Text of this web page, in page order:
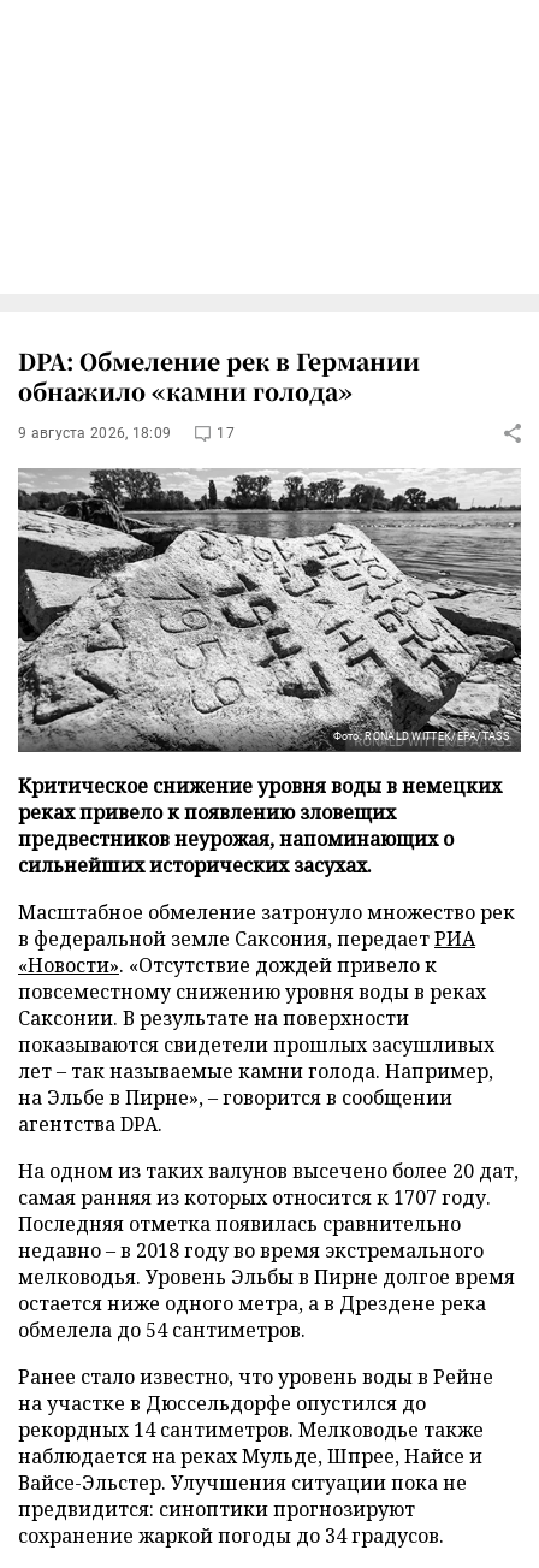
DPA: Обмеление рек в Германии
обнажило «камни голода»
9 августа 2026, 18:09 17
Фото: RONALD WITTEK/EPA/TASS
Критическое снижение уровня воды в немецких
реках привело к появлению зловещих
предвестников неурожая, напоминающих о
сильнейших исторических засухах.
Масштабное обмеление затронуло множество рек
в федеральной земле Саксония, передаетРИА
«Новости». «Отсутствие дождей привело к
повсеместному снижению уровня воды в реках
Саксонии. В результате на поверхности
показываются свидетели прошлых засушливых
лет – так называемые камни голода. Например,
на Эльбе в Пирне», – говорится в сообщении
агентства DPA.
На одном из таких валунов высечено более 20 дат,
самая ранняя из которых относится к 1707 году.
Последняя отметка появилась сравнительно
недавно – в 2018 году во время экстремального
мелководья. Уровень Эльбы в Пирне долгое время
остается ниже одного метра, а в Дрездене река
обмелела до 54 сантиметров.
Ранее стало известно, что уровень воды в Рейне
на участке в Дюссельдорфе опустился до
рекордных 14 сантиметров. Мелководье также
наблюдается на реках Мульде, Шпрее, Найсе и
Вайсе-Эльстер. Улучшения ситуации пока не
предвидится: синоптики прогнозируют
сохранение жаркой погоды до 34 градусов.